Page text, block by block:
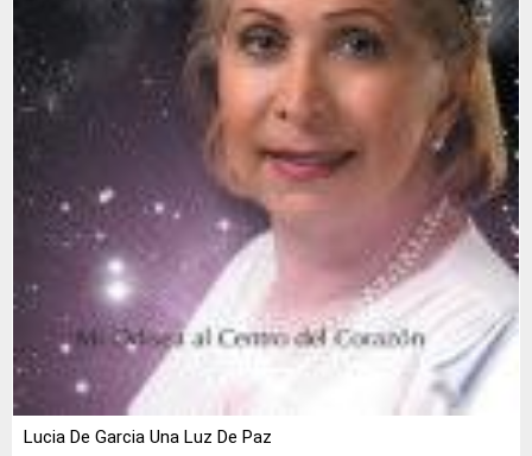
Lucia De Garcia Una Luz De Paz